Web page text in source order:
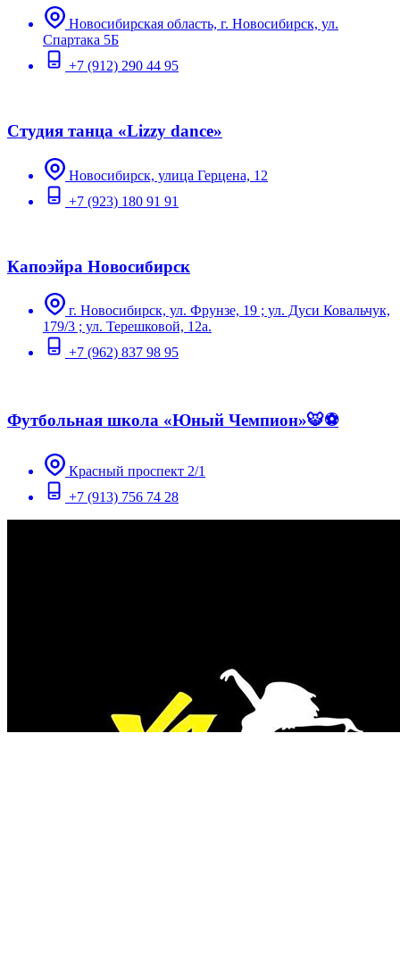
Новосибирская область, г. Новосибирск, ул.
Спартака 5Б
+7 (912) 290 44 95
Студия танца «Lizzy dance»
Новосибирск, улица Герцена, 12
+7 (923) 180 91 91
Капоэйра Новосибирск
г. Новосибирск, ул. Фрунзе, 19 ; ул. Дуси Ковальчук,
179/3 ; ул. Терешковой, 12а.
+7 (962) 837 98 95
Футбольная школа «Юный Чемпион»🐯⚽️
Красный проспект 2/1
+7 (913) 756 74 28